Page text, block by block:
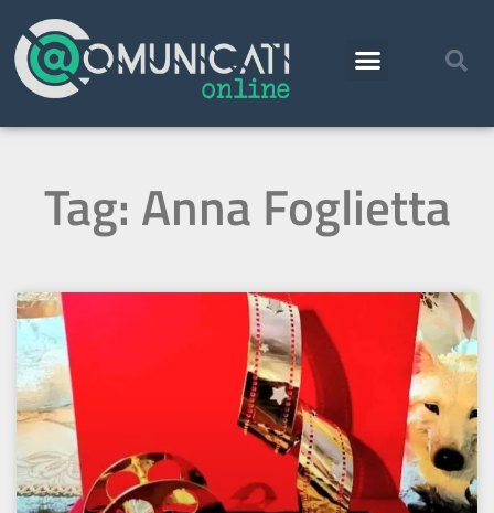
Tag: Anna Foglietta